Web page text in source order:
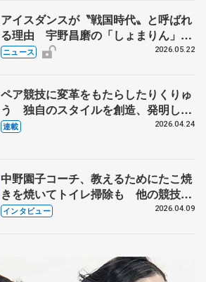
アイスダンスが〝戦国時代〟と呼ばれ
る理由 宇野昌磨の「しょまりん」ら
実力者が相次いで参戦 国内の競争激
ニュース 2026.05.22
ペア競技に変革をもたらしたりくりゅ
う 独自のスタイルを創造、発明した
【引退発表後②】
連載 2026.04.24
中野園子コーチ、教えるためにたこ焼
きを焼いてトイレ掃除も 他の競技に
も通用するという坂本花織の筋肉
インタビュー 2026.04.09